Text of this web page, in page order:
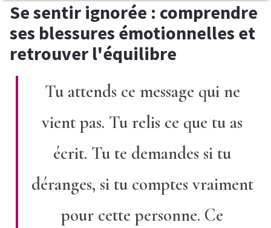
Se sentir ignorée : comprendre
ses blessures émotionnelles et
retrouver l'équilibre
Tu attends ce message qui ne
vient pas. Tu relis ce que tu as
écrit. Tu te demandes si tu
déranges, si tu comptes vraiment
pour cette personne. Ce